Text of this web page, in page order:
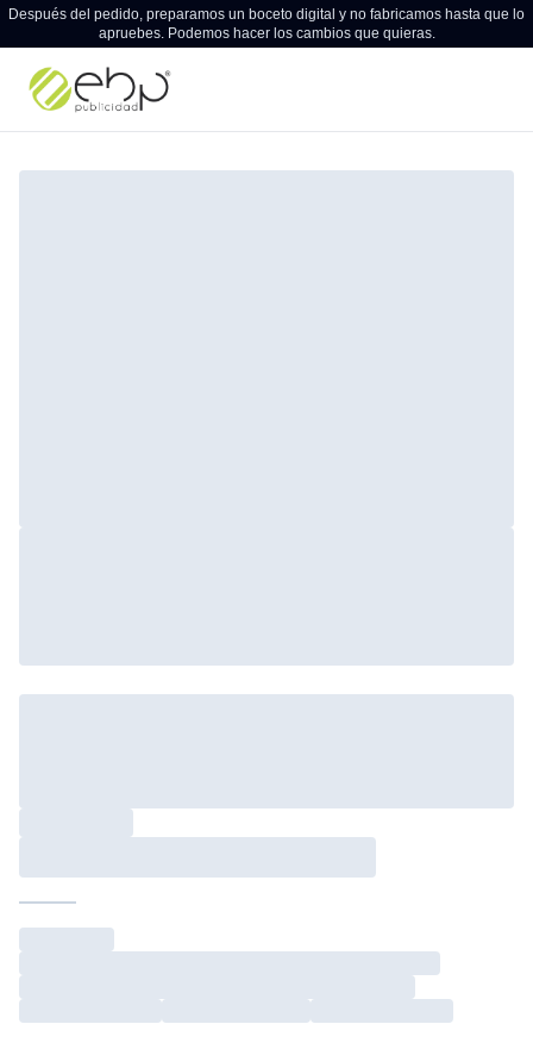
Después del pedido, preparamos un boceto digital y no fabricamos hasta que lo
apruebes. Podemos hacer los cambios que quieras.